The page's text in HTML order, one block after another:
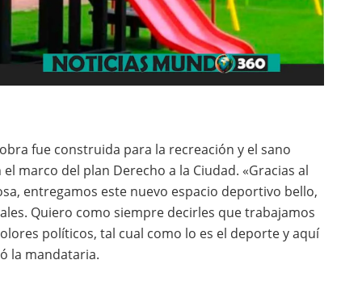
fue construida para la recreación y el sano
marco del plan Derecho a la Ciudad. «Gracias al
entregamos este nuevo espacio deportivo bello,
Quiero como siempre decirles que trabajamos
políticos, tal cual como lo es el deporte y aquí
la mandataria.